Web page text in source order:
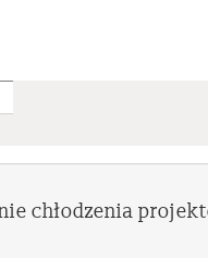
chłodzenia